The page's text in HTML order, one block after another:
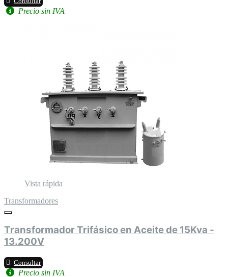
Precio sin IVA
Vista rápida
Transformadores
Transformador Trifásico en Aceite de 15Kva -
13.200V
Consultar
Precio sin IVA